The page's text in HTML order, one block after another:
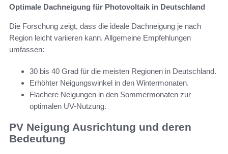
Optimale Dachneigung für Photovoltaik in Deutschland
Die Forschung zeigt, dass die ideale Dachneigung je nach
Region leicht variieren kann. Allgemeine Empfehlungen
umfassen:
30 bis 40 Grad für die meisten Regionen in Deutschland.
Erhöhter Neigungswinkel in den Wintermonaten.
Flachere Neigungen in den Sommermonaten zur
optimalen UV-Nutzung.
PV Neigung Ausrichtung und deren
Bedeutung